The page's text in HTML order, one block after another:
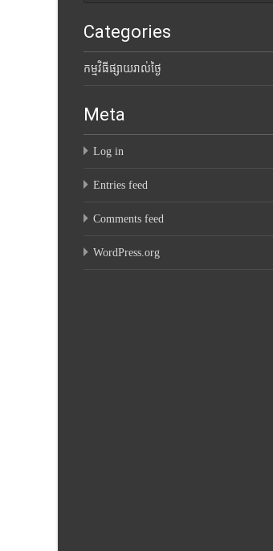
Categories
កម្មវិធីផ្សាយរាល់ថ្ងៃ
Meta
Log in
Entries feed
Comments feed
WordPress.org